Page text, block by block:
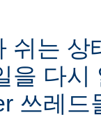
쉬는
을 다
쓰레드